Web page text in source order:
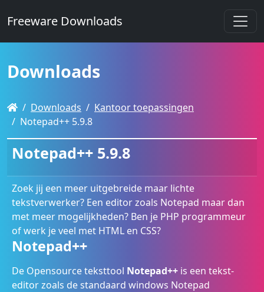
Freeware Downloads
Downloads
Downloads
Kantoor toepassingen
Notepad++ 5.9.8
Notepad++ 5.9.8
Zoek jij een meer uitgebreide maar lichte
tekstverwerker? Een editor zoals Notepad maar dan
met meer mogelijkheden? Ben je PHP programmeur
of werk je veel met HTML en CSS?
Notepad++
De Opensource teksttool Notepad++ is een tekst-
editor zoals de standaard windows Notepad